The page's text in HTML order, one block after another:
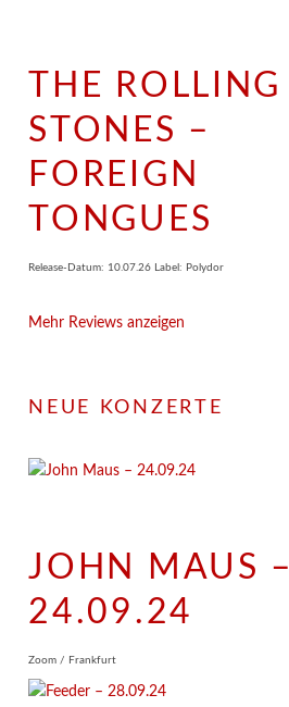
THE ROLLING
STONES –
FOREIGN
TONGUES
Release-Datum: 10.07.26 Label: Polydor
Mehr Reviews anzeigen
NEUE KONZERTE
JOHN MAUS –
24.09.24
Zoom / Frankfurt